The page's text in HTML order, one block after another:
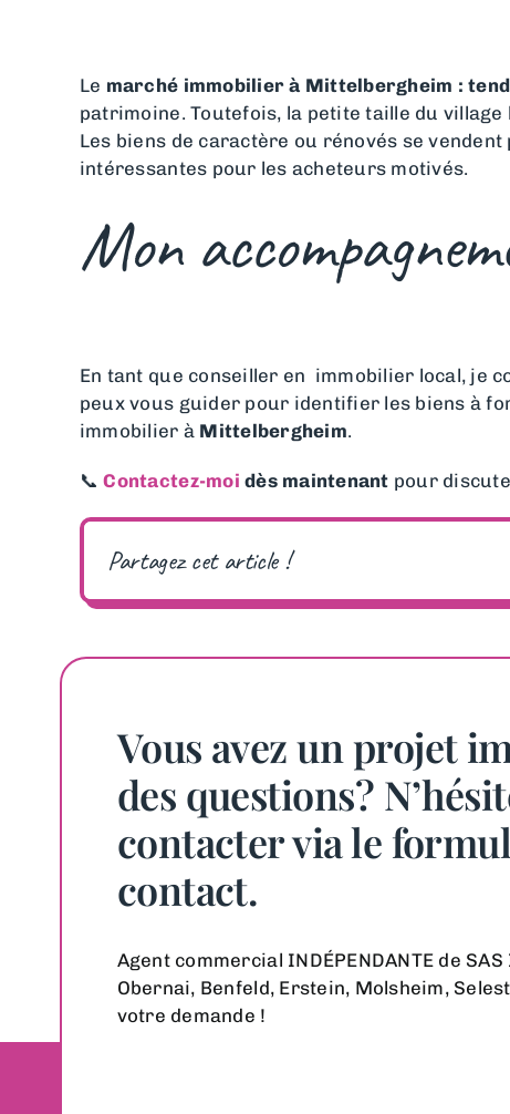
Le marché immobilier à Mittelbergheim :
patrimoine. Toutefois, la petite taille du
Les biens de caractère ou rénovés se
intéressantes pour les acheteurs motivés.
Mon
En tant que conseiller en immobilier local, je
peux vous guider pour identifier les biens à
immobilier à Mittelbergheim.
📞Contactez-moi dès maintenant pour
Partagez cet article !
Vous avez un projet
des questions?
contacter via le
contact.
Agent commercial INDÉPENDANTE de
Obernai, Benfeld, Erstein, Molsheim,
votre demande !